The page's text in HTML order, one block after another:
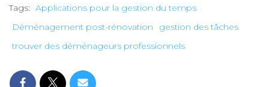
Tags: Applications pour la gestion du temps
Déménagement post-rénovation
gestion des tâches
trouver des déménageurs professionnels